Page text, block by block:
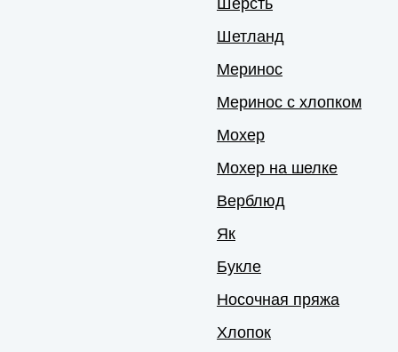
Шерсть
Шетланд
Меринос
Меринос с хлопком
Мохер
Мохер на шелке
Верблюд
Як
Букле
Носочная пряжа
Хлопок